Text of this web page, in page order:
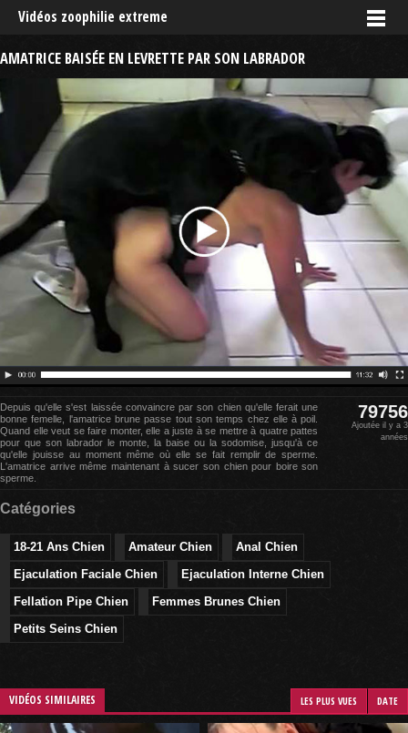
Vidéos zoophilie extreme
AMATRICE BAISÉE EN LEVRETTE PAR SON LABRADOR
Depuis qu'elle s'est laissée convaincre par son chien qu'elle ferait une
bonne femelle, l'amatrice brune passe tout son temps chez elle à poil.
Quand elle veut se faire monter, elle a juste à se mettre à quatre pattes
pour que son labrador le monte, la baise ou la sodomise, jusqu'à ce
qu'elle jouisse au moment même où elle se fait remplir de sperme.
L'amatrice arrive même maintenant à sucer son chien pour boire son
sperme.
79756
Ajoutée il y a 3
années
Catégories
18-21 Ans Chien Amateur Chien
Anal Chien
Ejaculation Faciale Chien
Ejaculation Interne Chien
Fellation Pipe Chien
Femmes Brunes Chien
Petits Seins Chien
VIDÉOS SIMILAIRES LES PLUS VUES DATE